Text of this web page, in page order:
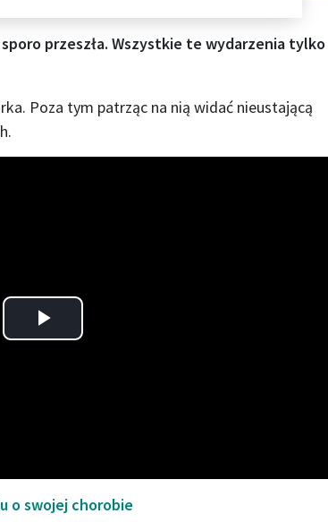
przeszła. Wszystkie te wydarzenia tylko
Poza tym patrząc na nią widać nieustającą
Play
o swojej chorobie